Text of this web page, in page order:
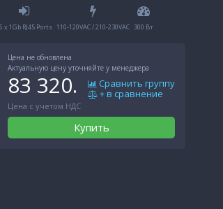
x 1Gb RJ45 Ports 110-120VAC / 210-230VAC 300 Вт
Цена не обновлена
Актуальную цену уточняйте у менеджера
83 320.
Цена с учетом НДС
Сравнить группу
+ в сравнение
Купить